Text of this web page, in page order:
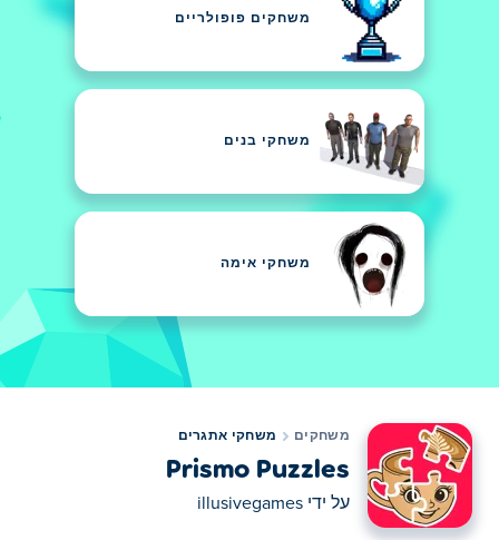
משחקים פופולריים
משחקי בנים
משחקי אימה
משחקים משחקי אתגרים
Prismo Puzzles
על ידי illusivegames